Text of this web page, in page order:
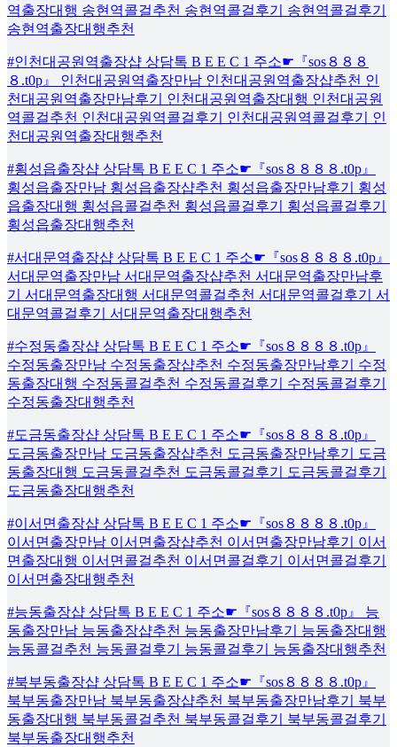
역출장대행 송현역콜걸추천 송현역콜걸후기 송현역콜걸후기
송현역출장대행추천
#인천대공원역출장샵 상담톡 B E E C 1 주소☛『sos８８８
８.t0p』 인천대공원역출장만남 인천대공원역출장샵추천 인
천대공원역출장만남후기 인천대공원역출장대행 인천대공원
역콜걸추천 인천대공원역콜걸후기 인천대공원역콜걸후기 인
천대공원역출장대행추천
#횡성읍출장샵 상담톡 B E E C 1 주소☛『sos８８８８.t0p』
횡성읍출장만남 횡성읍출장샵추천 횡성읍출장만남후기 횡성
읍출장대행 횡성읍콜걸추천 횡성읍콜걸후기 횡성읍콜걸후기
횡성읍출장대행추천
#서대문역출장샵 상담톡 B E E C 1 주소☛『sos８８８８.t0p』
서대문역출장만남 서대문역출장샵추천 서대문역출장만남후
기 서대문역출장대행 서대문역콜걸추천 서대문역콜걸후기 서
대문역콜걸후기 서대문역출장대행추천
#수정동출장샵 상담톡 B E E C 1 주소☛『sos８８８８.t0p』
수정동출장만남 수정동출장샵추천 수정동출장만남후기 수정
동출장대행 수정동콜걸추천 수정동콜걸후기 수정동콜걸후기
수정동출장대행추천
#도금동출장샵 상담톡 B E E C 1 주소☛『sos８８８８.t0p』
도금동출장만남 도금동출장샵추천 도금동출장만남후기 도금
동출장대행 도금동콜걸추천 도금동콜걸후기 도금동콜걸후기
도금동출장대행추천
#이서면출장샵 상담톡 B E E C 1 주소☛『sos８８８８.t0p』
이서면출장만남 이서면출장샵추천 이서면출장만남후기 이서
면출장대행 이서면콜걸추천 이서면콜걸후기 이서면콜걸후기
이서면출장대행추천
#능동출장샵 상담톡 B E E C 1 주소☛『sos８８８８.t0p』 능
동출장만남 능동출장샵추천 능동출장만남후기 능동출장대행
능동콜걸추천 능동콜걸후기 능동콜걸후기 능동출장대행추천
#북부동출장샵 상담톡 B E E C 1 주소☛『sos８８８８.t0p』
북부동출장만남 북부동출장샵추천 북부동출장만남후기 북부
동출장대행 북부동콜걸추천 북부동콜걸후기 북부동콜걸후기
북부동출장대행추천